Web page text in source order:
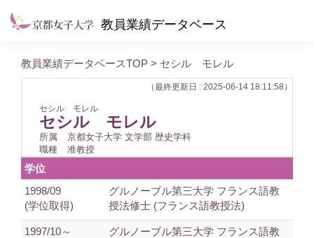
教員業績データベース
教員業績データベースTOP > セシル モレル
（最終更新日 : 2025-06-14 18:11:58）
セシル モレル
セシル モレル
所属
京都女子大学 文学部 歴史学科
職種
准教授
学位
1998/09
(学位取得)
グルノーブル第三大学 フランス語教
授法修士 (フランス語教授法)
1997/10～
グルノーブル第三大学 フランス語教